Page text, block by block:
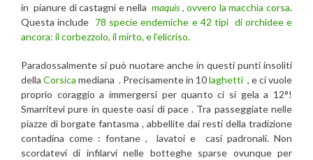
in pianure di castagni e nellamaquis, ovvero la macchia corsa.
Questa include 78 specie endemiche e 42 tipi di orchidee e
ancora: il corbezzolo, il mirto, e l’elicriso.
Paradossalmente si può nuotare anche in questi punti insoliti
della Corsica mediana . Precisamente in 10laghetti , e ci vuole
proprio coraggio a immergersi per quanto ci si gela a 12°!
Smarritevi pure in queste oasi di pace . Tra passeggiate nelle
piazze di borgate fantasma , abbellite dai resti della tradizione
contadina come : fontane , lavatoi e casi padronali. Non
scordatevi di infilarvi nelle botteghe sparse ovunque per